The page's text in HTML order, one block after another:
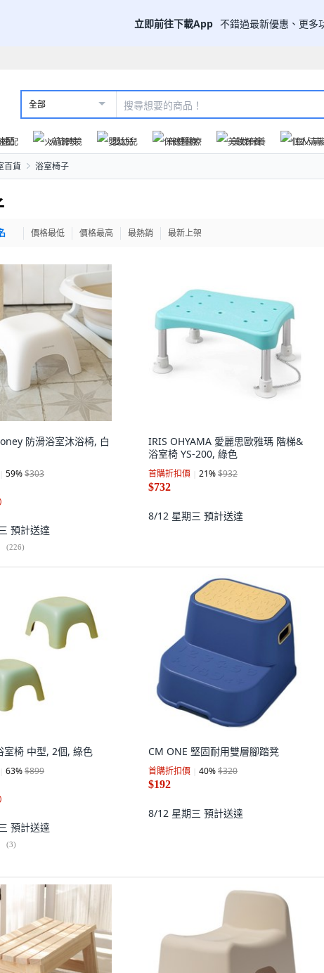
立即前往下載App 不錯過最新優惠、更多
全部
配 火箭跨境 嬰幼兒 保健醫療 美妝保養 個人清
百貨 浴室椅子
價格最低 價格最高 最熱銷 最新上架
防滑浴室沐浴椅, 白
59%$303
)
預計送達
(226)
IRIS OHYAMA 愛麗思歐雅瑪 階梯&
浴室椅 YS-200, 綠色
首購折扣價 21%$932
$732
8/12 星期三 預計送達
室椅 中型, 2個, 綠色
63%$899
)
預計送達
(3)
CM ONE 堅固耐用雙層腳踏凳
首購折扣價 40%$320
$192
8/12 星期三 預計送達